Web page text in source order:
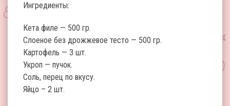
Ингредиенты:
Кета филе — 500 гр.
Слоеное без дрожжевое тесто — 500 гр.
Картофель — 3 шт.
Укроп — пучок.
Соль, перец по вкусу.
Яйцо – 2 шт.